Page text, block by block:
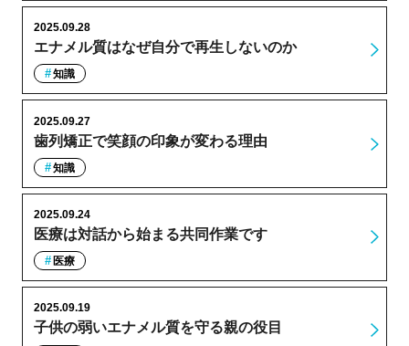
エナメル質はなぜ自分で再生しないのか
2025.09.28
知識
歯列矯正で笑顔の印象が変わる理由
2025.09.27
知識
医療は対話から始まる共同作業です
2025.09.24
医療
子供の弱いエナメル質を守る親の役目
2025.09.19